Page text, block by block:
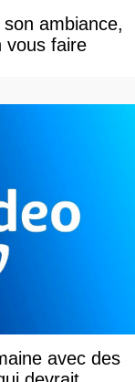
ambiance,
vous faire
avec des